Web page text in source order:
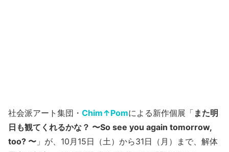
社会派アート集団・ Chim↑Pomによる新作個展「 また明
日も観てくれるかな？ 〜So see you again tomorrow,
too? 〜 」が、10月15日（土）から31日（月）まで、解体